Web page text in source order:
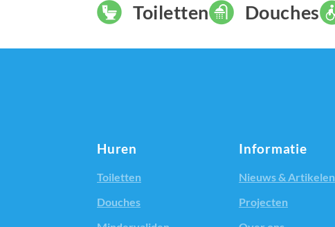
Toiletten Douches
Huren
Toiletten
Douches
Informatie
Nieuws & Artikelen
Projecten